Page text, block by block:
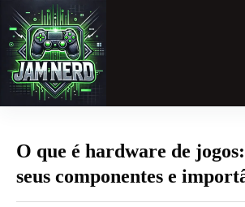
para
conteúdo
O que é hardware de
seus componentes e